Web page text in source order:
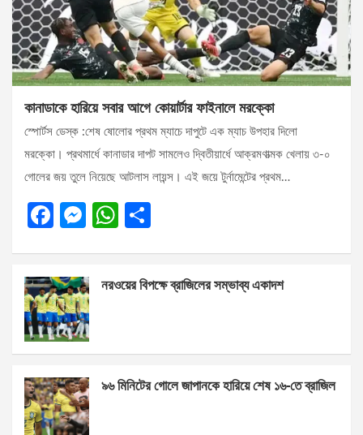
কানাডাকে হারিয়ে সবার আগে কোয়ার্টার ফাইনালে মরক্কো
স্পোর্টস ডেস্ক :শেষ ষোলোর প্রথম ম্যাচে দাপুটে এক ম্যাচ উপহার দিলো
মরক্কো। প্রথমার্ধে কানাডার দাপট সামলেও দ্বিতীয়ার্ধে আক্রমণাত্মক খেলায় ৩-০
গোলের জয় তুলে নিয়েছে আটলাস লায়ন্স। এই জয়ে টুর্নামেন্টের প্রথম…
F
b
o
o
k
M
n
g
er
W
s
p
e
নরওয়ের বিপক্ষে ব্রাজিলের সম্ভাব্য একাদশ
৯৬ মিনিটের গোলে জাপানকে হারিয়ে শেষ ১৬-তে ব্রাজিল